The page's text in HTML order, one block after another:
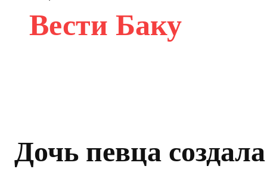
Вести Баку
Дочь певца создала